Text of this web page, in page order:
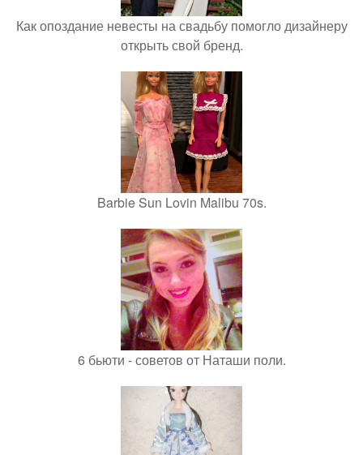
Как опоздание невесты на свадьбу помогло дизайнеру
открыть свой бренд.
Barbie Sun Lovin Malibu 70s.
6 бьюти - советов от Наташи поли.